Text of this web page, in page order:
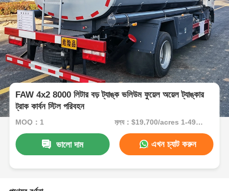
FAW 4x2 8000 লিটার বড় ট্যাঙ্ক ভলিউম ফুয়েল অয়েল ট্যাঙ্কার
ট্রাক কার্বন স্টিল পরিবহন
MOQ：1 মূল্য：$19,700/acres 1-49 acres
ভালো দাম এখন চ্যাট করুন